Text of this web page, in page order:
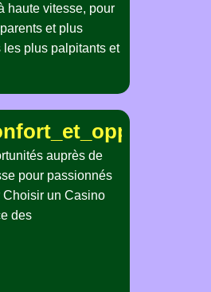
haute vitesse, pour
et plus
les plus palpitants et
auprès de
pour passionnés
Choisir un Casino
des